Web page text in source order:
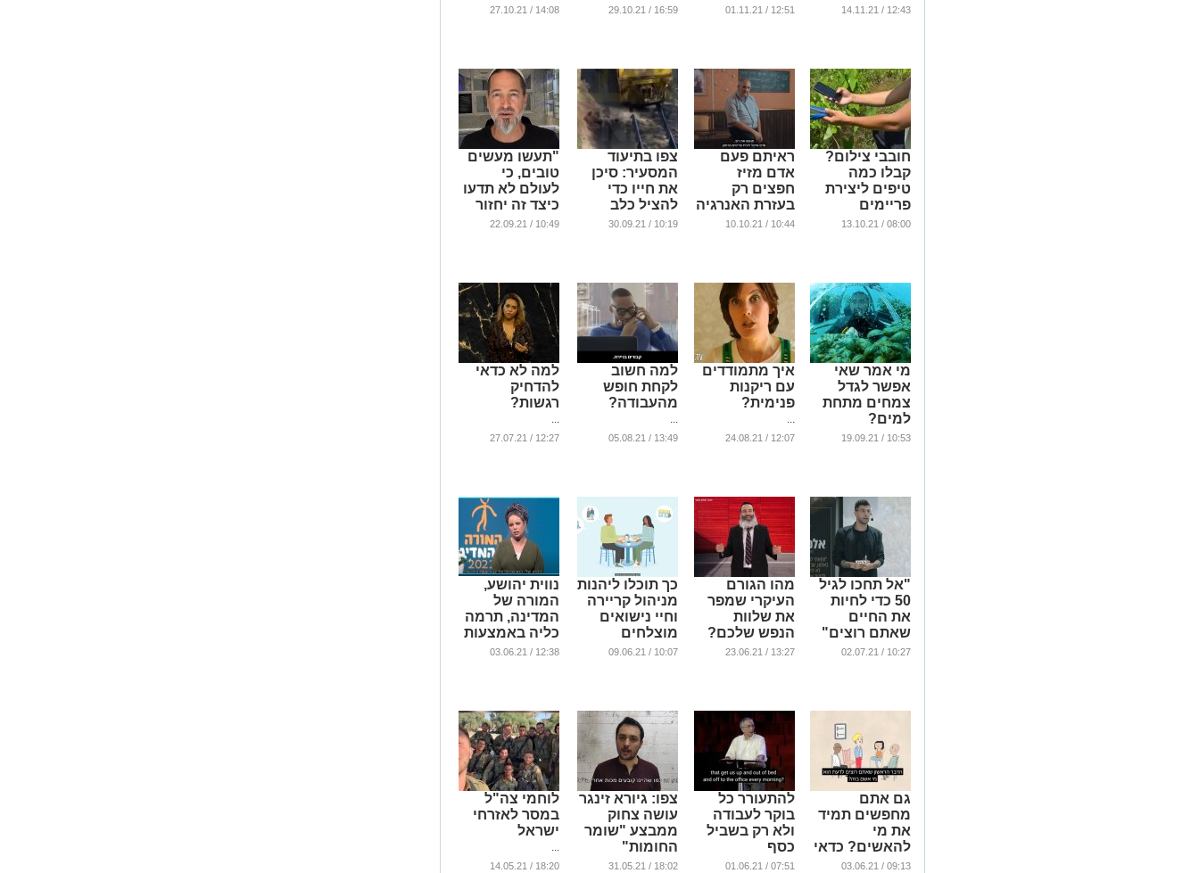
12:43 / 14.11.21
...
12:51 / 01.11.21
מצחוק)
16:59 / 29.10.21
שניות?
14:08 / 27.10.21
חובבי צילום?
קבלו כמה
טיפים ליצירת
פריימים
מושלמים עם
08:00 / 13.10.21
ראיתם פעם
אדם מזיז
חפצים רק
בעזרת האנרגיה
שלו? צפו
10:44 / 10.10.21
צפו בתיעוד
המסעיר: סיכן
את חייו כדי
להציל כלב
שנתקע במסילת
10:19 / 30.09.21
"תעשו מעשים
טובים, כי
לעולם לא תדעו
כיצד זה יחזור
אליכם"
10:49 / 22.09.21
מי אמר שאי
אפשר לגדל
צמחים מתחת
למים?
...
10:53 / 19.09.21
איך מתמודדים
עם ריקנות
פנימית?
...
12:07 / 24.08.21
למה חשוב
לקחת חופש
מהעבודה?
...
13:49 / 05.08.21
למה לא כדאי
להדחיק
רגשות?
...
12:27 / 27.07.21
"אל תחכו לגיל
50 כדי לחיות
את החיים
שאתם רוצים"
...
10:27 / 02.07.21
מהו הגורם
העיקרי שמפר
את שלוות
הנפש שלכם?
...
13:27 / 23.06.21
כך תוכלו ליהנות
מניהול קריירה
וחיי נישואים
מוצלחים
...
10:07 / 09.06.21
נווית יהושע,
המורה של
המדינה, תרמה
כליה באמצעות
עמותת
12:38 / 03.06.21
גם אתם
מחפשים תמיד
את מי
להאשים? כדאי
שתצפו בסרטון
09:13 / 03.06.21
להתעורר כל
בוקר לעבודה
ולא רק בשביל
כסף
...
07:51 / 01.06.21
צפו: גיורא זינגר
עושה צחוק
ממבצע "שומר
החומות"
...
18:02 / 31.05.21
לוחמי צה"ל
במסר לאזרחי
ישראל
...
18:20 / 14.05.21